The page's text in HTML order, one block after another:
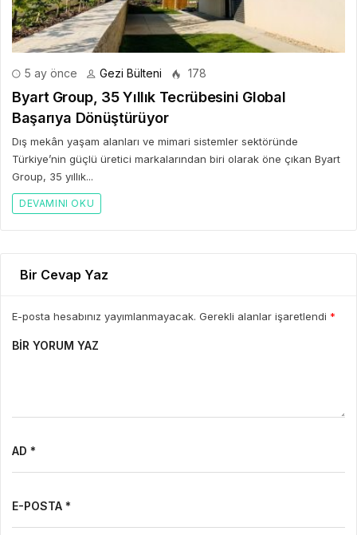
5 ay önce Gezi Bülteni 178
Byart Group, 35 Yıllık Tecrübesini Global
Başarıya Dönüştürüyor
Dış mekân yaşam alanları ve mimari sistemler sektöründe
Türkiye’nin güçlü üretici markalarından biri olarak öne çıkan Byart
Group, 35 yıllık...
DEVAMINI OKU
Bir Cevap Yaz
E-posta hesabınız yayımlanmayacak. Gerekli alanlar işaretlendi *
BIR YORUM YAZ
AD *
E-POSTA *